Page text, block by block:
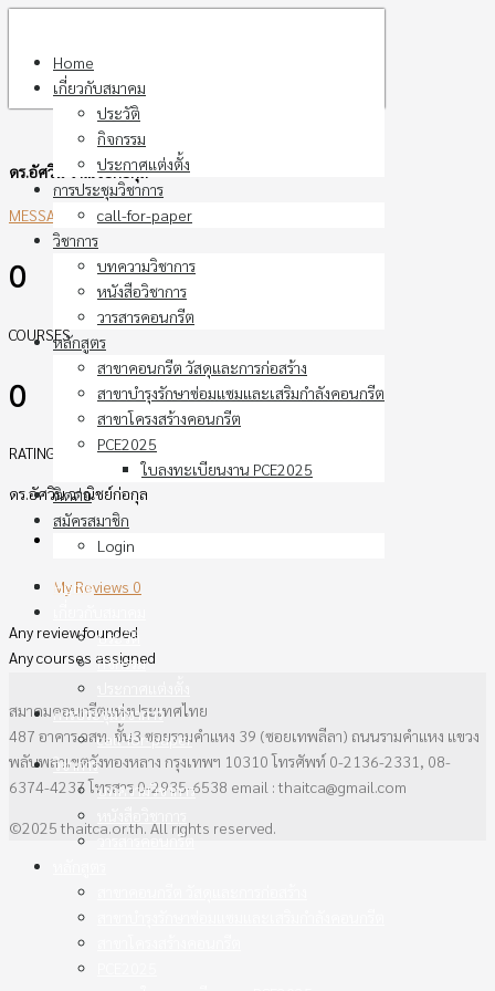
contentHome
เกี่ยวกับสมาคม
ประวัติ
กิจกรรม
ประกาศแต่งตั้ง
การประชุมวิชาการ
call-for-paper
วิชาการ
บทความวิชาการ
หนังสือวิชาการ
วารสารคอนกรีต
หลักสูตร
สาขาคอนกรีต วัสดุและการก่อสร้าง
สาขาบำรุงรักษาซ่อมแซมและเสริมกำลังคอนกรีต
สาขาโครงสร้างคอนกรีต
PCE2025
ใบลงทะเบียนงาน PCE2025
ติดต่อ
สมัครสมาชิก
Login
Home
ประวัติ
กิจกรรม
การประชุมวิชาการ
call-for-paper
วิชาการ
บทความวิชาการ
วารสารคอนกรีต
ดร.อัศวิน วาณิชย์ก่อกุล
MESSAGE ME
0
COURSES
0
RATING
ดร.อัศวิน วาณิชย์ก่อกุล
My Courses
My Reviews 0
Any review founded
Any courses assigned
สมาคมคอนกรีตแห่งประเทศไทย
487 อาคาร วสท. ชั้น3 ซอยรามคำแหง 39 (ซอยเทพลีลา) ถนนรามคำแหง แขวง
พลับพลาเขตวังทองหลาง กรุงเทพฯ 10310 โทรศัพท์ 0-2136-2331, 08-
6374-4237 โทรสาร 0-2935-6538 email : thaitca@gmail.com
©2025 thaitca.or.th. All rights reserved.